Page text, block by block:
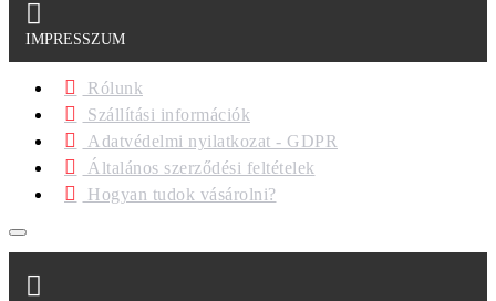
IMPRESSZUM
Rólunk
Szállítási információk
Adatvédelmi nyilatkozat - GDPR
Általános szerződési feltételek
Hogyan tudok vásárolni?